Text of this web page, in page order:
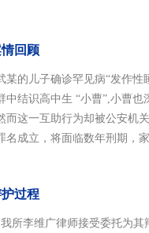
回 顾
某的儿子确诊罕 见病“发作性
中结识高中生 “小曹”,小曹
而这一互助行为却被公安机
名成立，将面临数年刑期，
护过程
所李维广律师接受委托为其